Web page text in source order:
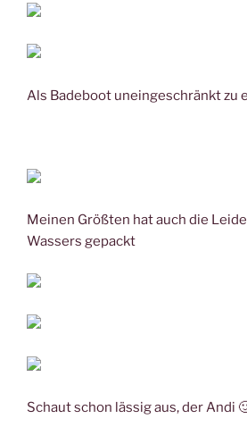
Als Badeboot uneingeschränkt zu
Meinen Größten hat auch die
Wassers gepackt
Schaut schon lässig aus, der Andi